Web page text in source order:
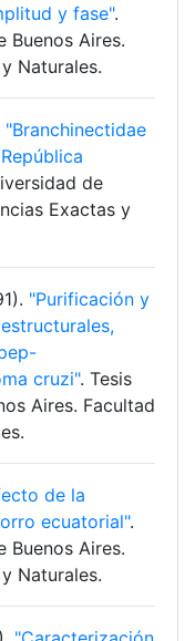
y fase".
Buenos Aires.
Naturales.
"Branchinectidae
de
Exactas y
"Purificación y
cruzi". Tesis
Aires. Facultad
de la
ecuatorial".
Buenos Aires.
Naturales.